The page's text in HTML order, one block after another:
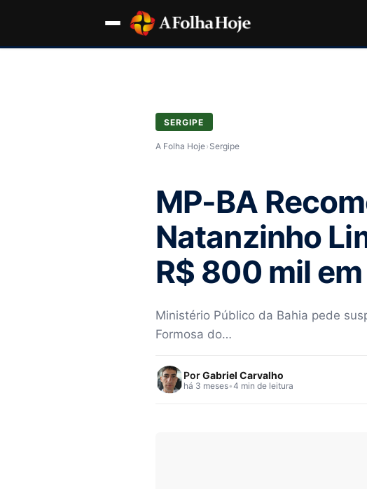
SERGIPE
A Folha Hoje› Sergipe
MP-BA
Natanzinho
R$ 800 mil
Ministério Público da Bahia pede
Formosa do…
PorGabriel Carvalho
há 3 meses•4 min de leitura